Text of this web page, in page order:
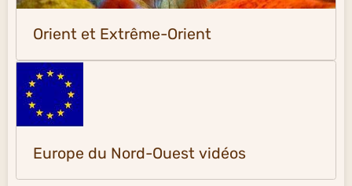
Orient et Extrême-Orient
Europe du Nord-Ouest vidéos